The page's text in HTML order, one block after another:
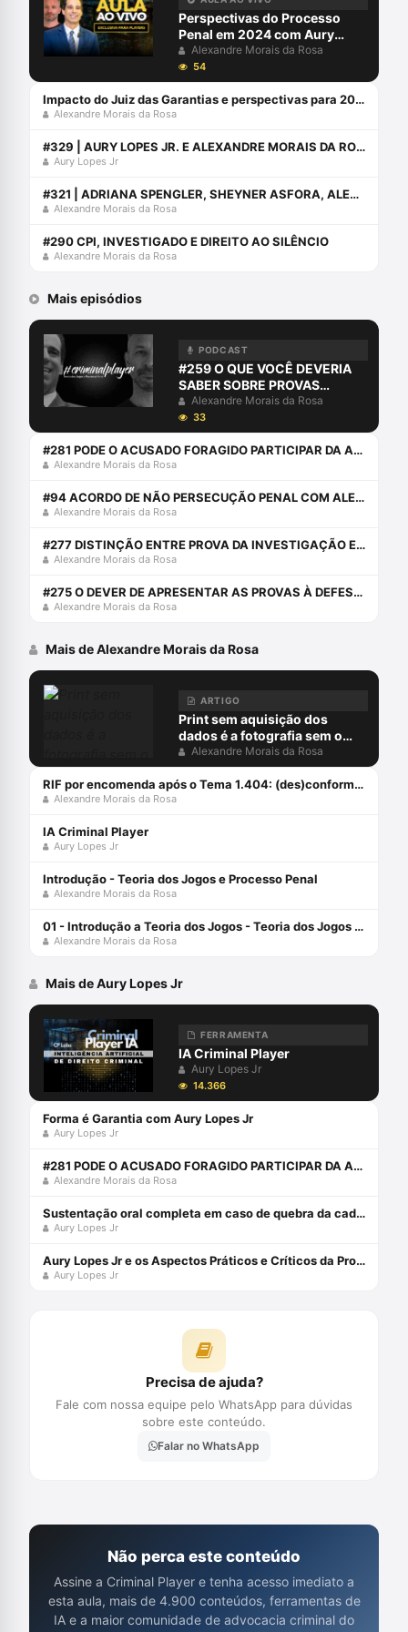
Perspectivas do Processo
Penal em 2024 com Aury
Lopes Jr e Alexandre Morais
da Rosa
Alexandre Morais da Rosa
54
Impacto do Juiz das Garantias e perspectivas para 2024 com Alexandre Morais da Rosa e Aury Lopes Jr
Alexandre Morais da Rosa
#329 | AURY LOPES JR. E ALEXANDRE MORAIS DA ROSA ENTREVISTAM RODRIGO FAUCZ
Aury Lopes Jr
#321 | ADRIANA SPENGLER, SHEYNER ASFORA, ALEXANDRE MORAIS DA ROSA E AURY LOPES JR CONVERSAM SOBRE O EBAC (EVENTO DA ABRACRIM)
Alexandre Morais da Rosa
#290 CPI, INVESTIGADO E DIREITO AO SILÊNCIO
Alexandre Morais da Rosa
Mais episódios
PODCAST
#259 O QUE VOCÊ DEVERIA
SABER SOBRE PROVAS
DIGITAIS
Alexandre Morais da Rosa
33
#281 PODE O ACUSADO FORAGIDO PARTICIPAR DA AUDIÊNCIA ONLINE?
Alexandre Morais da Rosa
#94 ACORDO DE NÃO PERSECUÇÃO PENAL COM ALEXANDRE E JOÃO PORTO SILVÉRIO JÚNIOR
Alexandre Morais da Rosa
#277 DISTINÇÃO ENTRE PROVA DA INVESTIGAÇÃO E PROVA JUDICIAL
Alexandre Morais da Rosa
#275 O DEVER DE APRESENTAR AS PROVAS À DEFESA: CHERRY PICKING PROBATÓRIO
Alexandre Morais da Rosa
Mais de Alexandre Morais da Rosa
ARTIGO
Print sem aquisição dos
dados é a fotografia sem o
negativo
Alexandre Morais da Rosa
RIF por encomenda após o Tema 1.404: (des)conformidades
Alexandre Morais da Rosa
IA Criminal Player
Aury Lopes Jr
Introdução - Teoria dos Jogos e Processo Penal
Alexandre Morais da Rosa
01 - Introdução a Teoria dos Jogos - Teoria dos Jogos e Processo Penal
Alexandre Morais da Rosa
Mais de Aury Lopes Jr
FERRAMENTA
IA Criminal Player
Aury Lopes Jr
14.366
Forma é Garantia com Aury Lopes Jr
Aury Lopes Jr
#281 PODE O ACUSADO FORAGIDO PARTICIPAR DA AUDIÊNCIA ONLINE?
Alexandre Morais da Rosa
Sustentação oral completa em caso de quebra da cadeia de custódia da prova digital com Aury Lopes Jr
Aury Lopes Jr
Aury Lopes Jr e os Aspectos Práticos e Críticos da Prova Penal
Aury Lopes Jr
Precisa de ajuda?
Fale com nossa equipe pelo WhatsApp para dúvidas
sobre este conteúdo.
Falar no WhatsApp
Não perca este conteúdo
Assine a Criminal Player e tenha acesso imediato a
esta aula, mais de 4.900 conteúdos, ferramentas de
IA e a maior comunidade de advocacia criminal do